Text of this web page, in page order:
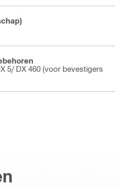
5/ DX 460 (voor bevestigers